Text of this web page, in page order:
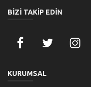
BİZİ TAKİP EDİN
KURUMSAL